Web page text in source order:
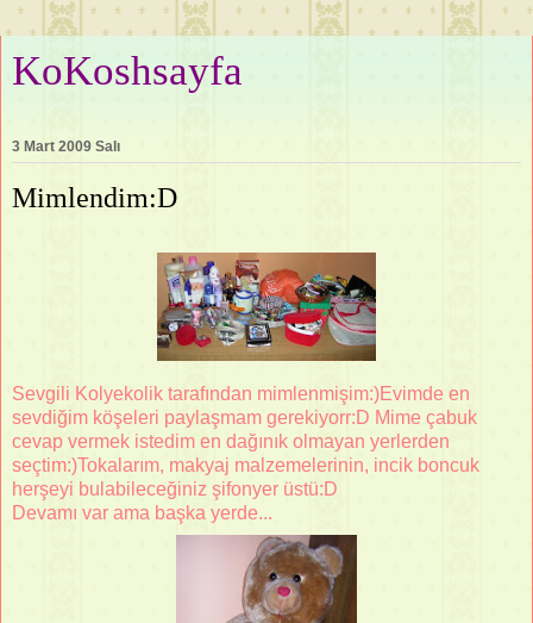
KoKoshsayfa
3 Mart 2009 Salı
Mimlendim:D
Sevgili Kolyekolik tarafından mimlenmişim:)Evimde en
sevdiğim köşeleri paylaşmam gerekiyorr:D Mime çabuk
cevap vermek istedim en dağınık olmayan yerlerden
seçtim:)Tokalarım, makyaj malzemelerinin, incik boncuk
herşeyi bulabileceğiniz şifonyer üstü:D
Devamı var ama başka yerde...